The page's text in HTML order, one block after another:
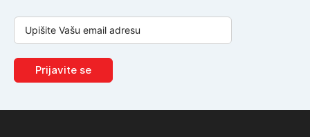
Prijavite se